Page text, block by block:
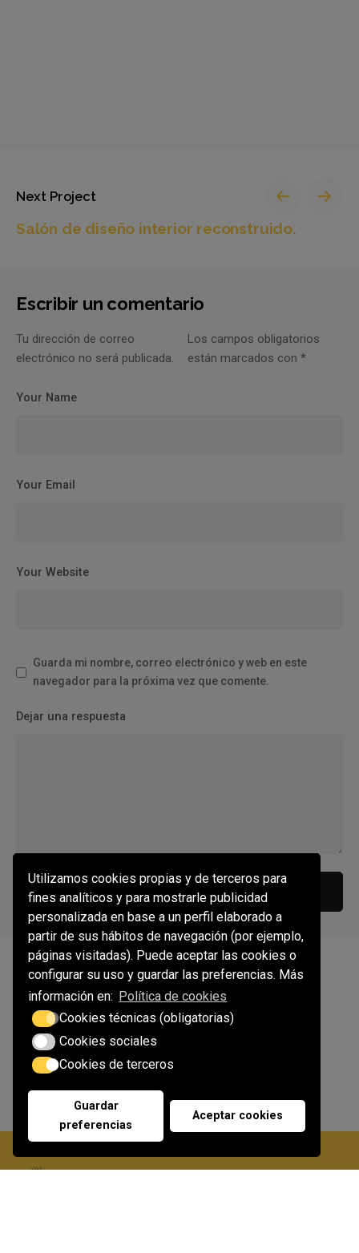
Next Project
Salón de diseño interior reconstruido.
Escribir un comentario
Tu dirección de correo
electrónico no será publicada.
Los campos obligatorios
están marcados con *
Your Name
Your Email
Your Website
Guarda mi nombre, correo electrónico y web en este
navegador para la próxima vez que comente.
Dejar una respuesta
Escribir un comentario
Utilizamos cookies propias y de terceros para
fines analíticos y para mostrarle publicidad
personalizada en base a un perfil elaborado a
partir de sus hábitos de navegación (por ejemplo,
páginas visitadas). Puede aceptar las cookies o
configurar su uso y guardar las preferencias. Más
información en: Política de cookies
Cookies técnicas (obligatorias)
Cookies sociales
Cookies de terceros
Guardar
preferencias
Aceptar cookies